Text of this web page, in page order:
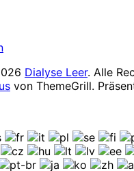
Dialyse Leer. Alle
von ThemeGrill.